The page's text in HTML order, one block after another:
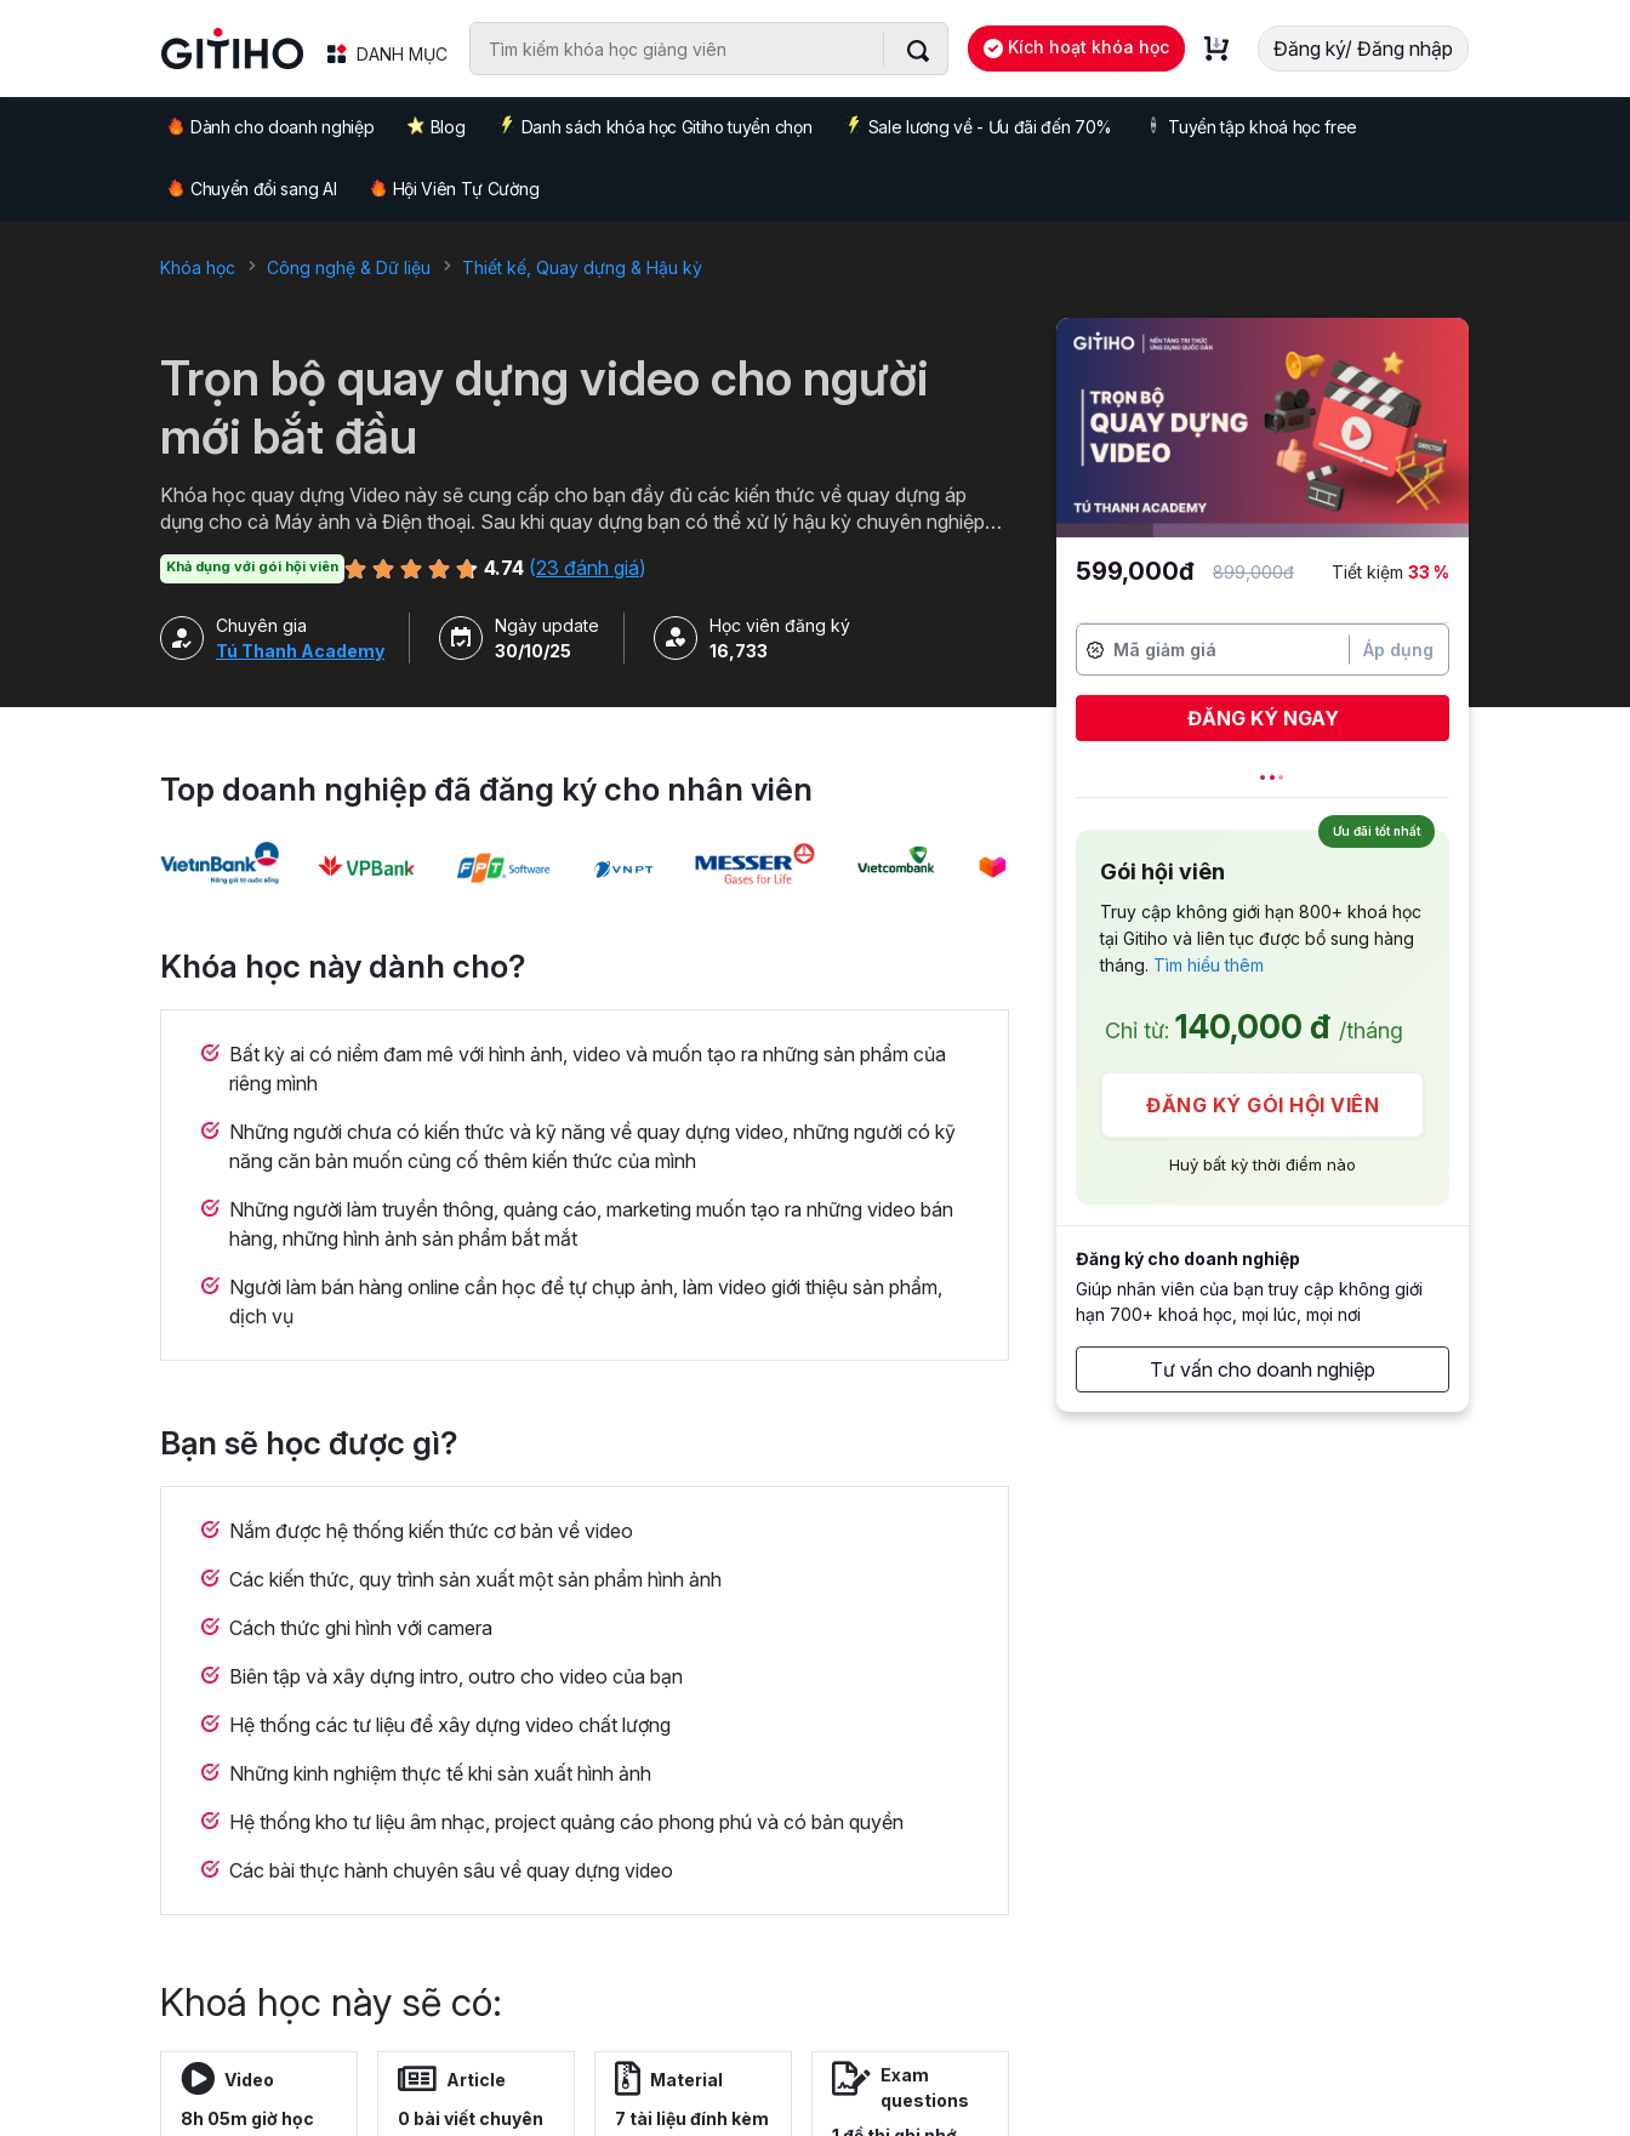
DANH MỤC Kích hoạt khóa học Đăng ký/ Đăng nhập
Dành cho doanh nghiệp Blog Danh sách khóa học Gitiho tuyển chọn Sale lương về - Ưu đãi đến 70% Tuyển tập khoá học free
Chuyển đổi sang AI Hội Viên Tự Cường
Khóa học Công nghệ & Dữ liệu Thiết kế, Quay dựng & Hậu kỳ
Trọn bộ quay dựng video cho người
mới bắt đầu
Khóa học quay dựng Video này sẽ cung cấp cho bạn đầy đủ các kiến thức về quay dựng áp
dụng cho cả Máy ảnh và Điện thoại. Sau khi quay dựng bạn có thể xử lý hậu kỳ chuyên nghiệp
Khả dụng với gói hội viên 4.74 (23 đánh giá)
Chuyên gia
Tú Thanh Academy
Ngày update
30/10/25
Học viên đăng ký
16,733
Top doanh nghiệp đã đăng ký cho nhân viên
Khóa học này dành cho?
Bất kỳ ai có niềm đam mê với hình ảnh, video và muốn tạo ra những sản phẩm của
riêng mình
Những người chưa có kiến thức và kỹ năng về quay dựng video, những người có kỹ
năng căn bản muốn củng cố thêm kiến thức của mình
Những người làm truyền thông, quảng cáo, marketing muốn tạo ra những video bán
hàng, những hình ảnh sản phẩm bắt mắt
Người làm bán hàng online cần học để tự chụp ảnh, làm video giới thiệu sản phẩm,
dịch vụ
Bạn sẽ học được gì?
Nắm được hệ thống kiến thức cơ bản về video
Các kiến thức, quy trình sản xuất một sản phẩm hình ảnh
Cách thức ghi hình với camera
Biên tập và xây dựng intro, outro cho video của bạn
Hệ thống các tư liệu để xây dựng video chất lượng
Những kinh nghiệm thực tế khi sản xuất hình ảnh
Hệ thống kho tư liệu âm nhạc, project quảng cáo phong phú và có bản quyền
Các bài thực hành chuyên sâu về quay dựng video
Khoá học này sẽ có:
Video
8h 05m giờ học
Article
0 bài viết chuyên
Material
7 tài liệu đính kèm
Exam
questions
599,000đ 899,000đ Tiết kiệm 33 %
Áp dụng
ĐĂNG KÝ NGAY
Ưu đãi tốt nhất
Gói hội viên
Truy cập không giới hạn 800+ khoá học
tại Gitiho và liên tục được bổ sung hàng
tháng. Tìm hiểu thêm
Chỉ từ: 140,000 đ /tháng
ĐĂNG KÝ GÓI HỘI VIÊN
Huỷ bất kỳ thời điểm nào
Đăng ký cho doanh nghiệp
Giúp nhân viên của bạn truy cập không giới
hạn 700+ khoá học, mọi lúc, mọi nơi
Tư vấn cho doanh nghiệp